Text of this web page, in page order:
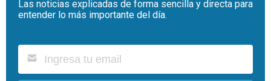
Las noticias explicadas de forma sencilla y directa para
entender lo más importante del día.